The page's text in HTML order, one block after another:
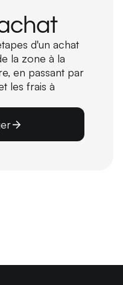
d'un achat
la zone à la
en passant par
les frais à